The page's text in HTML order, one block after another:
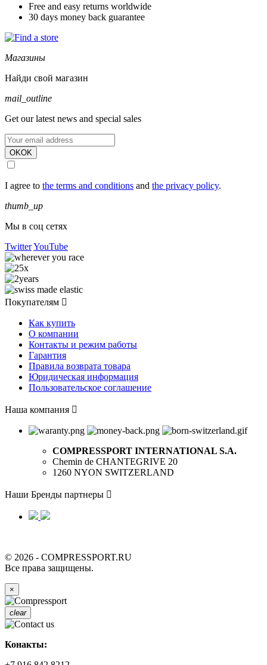
Free and easy returns worldwide
30 days money back guarantee
Магазины
Найди свой магазин
mail_outline
Get our latest news and special sales
OKOK
I agree to the terms and conditions and the privacy policy.
thumb_up
Мы в соц сетях
TwitterYouTube
Покупателям 
Как купить
О компании
Контакты и режим работы
Гарантия
Правила возврата товара
Юридическая информация
Пользовательское соглашение
Наша компания 
COMPRESSPORT INTERNATIONAL S.A.
Chemin de CHANTEGRIVE 20
1260 NYON SWITZERLAND
Наши Бренды партнеры 
© 2026 - COMPRESSPORT.RU
Все права защищены.
×
clear
Конакты: